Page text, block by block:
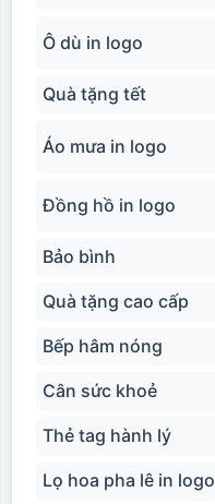
Ô dù in logo
Quà tặng tết
Áo mưa in logo
Đồng hồ in logo
Bảo bình
Quà tặng cao cấp
Bếp hâm nóng
Cân sức khoẻ
Thẻ tag hành lý
Lọ hoa pha lê in logo